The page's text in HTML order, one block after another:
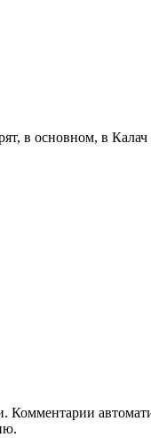
в основном, в Калач
Комментарии